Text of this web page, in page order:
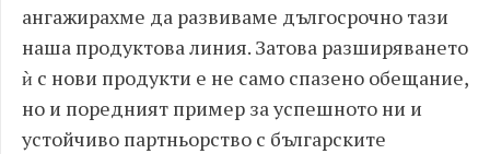
ангажирахме да развиваме дългосрочно тази
наша продуктова линия. Затова разширяването
ѝ с нови продукти е не само спазено обещание,
но и поредният пример за успешното ни и
устойчиво партньорство с българските